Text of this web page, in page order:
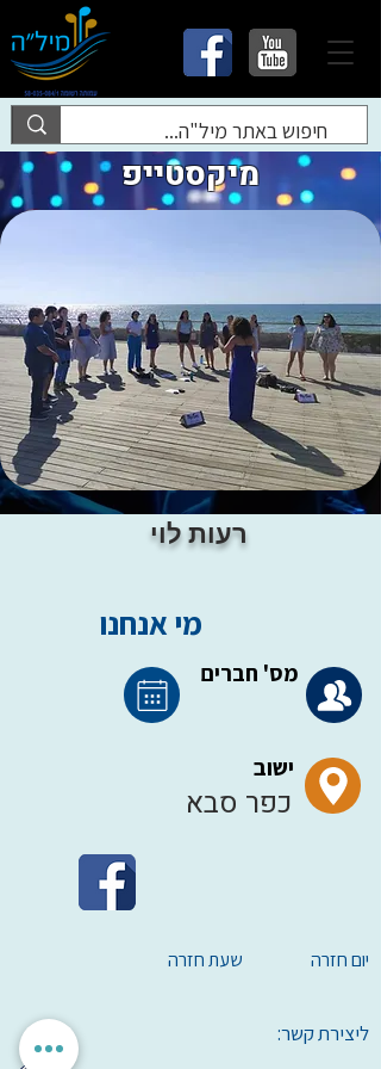
מיקסטייפ
רעות לוי
מי אנחנו
מס' חברים
ישוב
כפר סבא
שעת חזרה יום חזרה
ליצירת קשר: